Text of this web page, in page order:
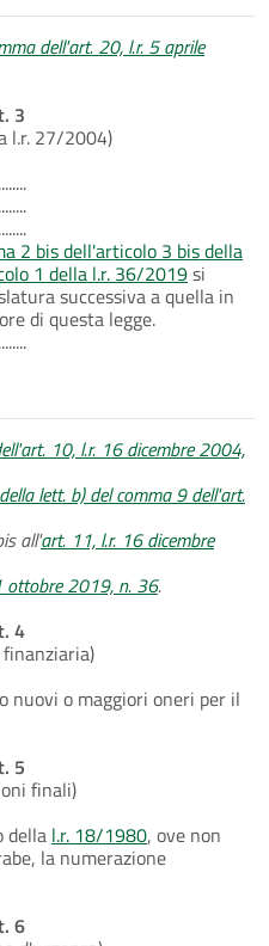
dell'art. 20, l.r. 5 aprile
3
l.r. 27/2004)
2 bis dell'articolo 3 bis della
1 della l.r. 36/2019si
successiva a quella in
di questa legge.
10, l.r. 16 dicembre 2004,
lett. b) del comma 9 dell'art.
all'art. 11, l.r. 16 dicembre
ottobre 2019, n. 36.
4
nuovi o maggiori oneri per il
5
finali)
della l.r. 18/1980, ove non
la numerazione
6